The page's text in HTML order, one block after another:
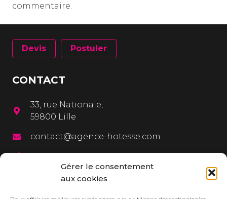
Gérer le consentement
aux cookies
commentaire.
Devis Postuler
CONTACT
33, rue Nationale,
59800 Lille
contact@agence-hotesse.com
03 20 12 72 65
06 67 92 99 72